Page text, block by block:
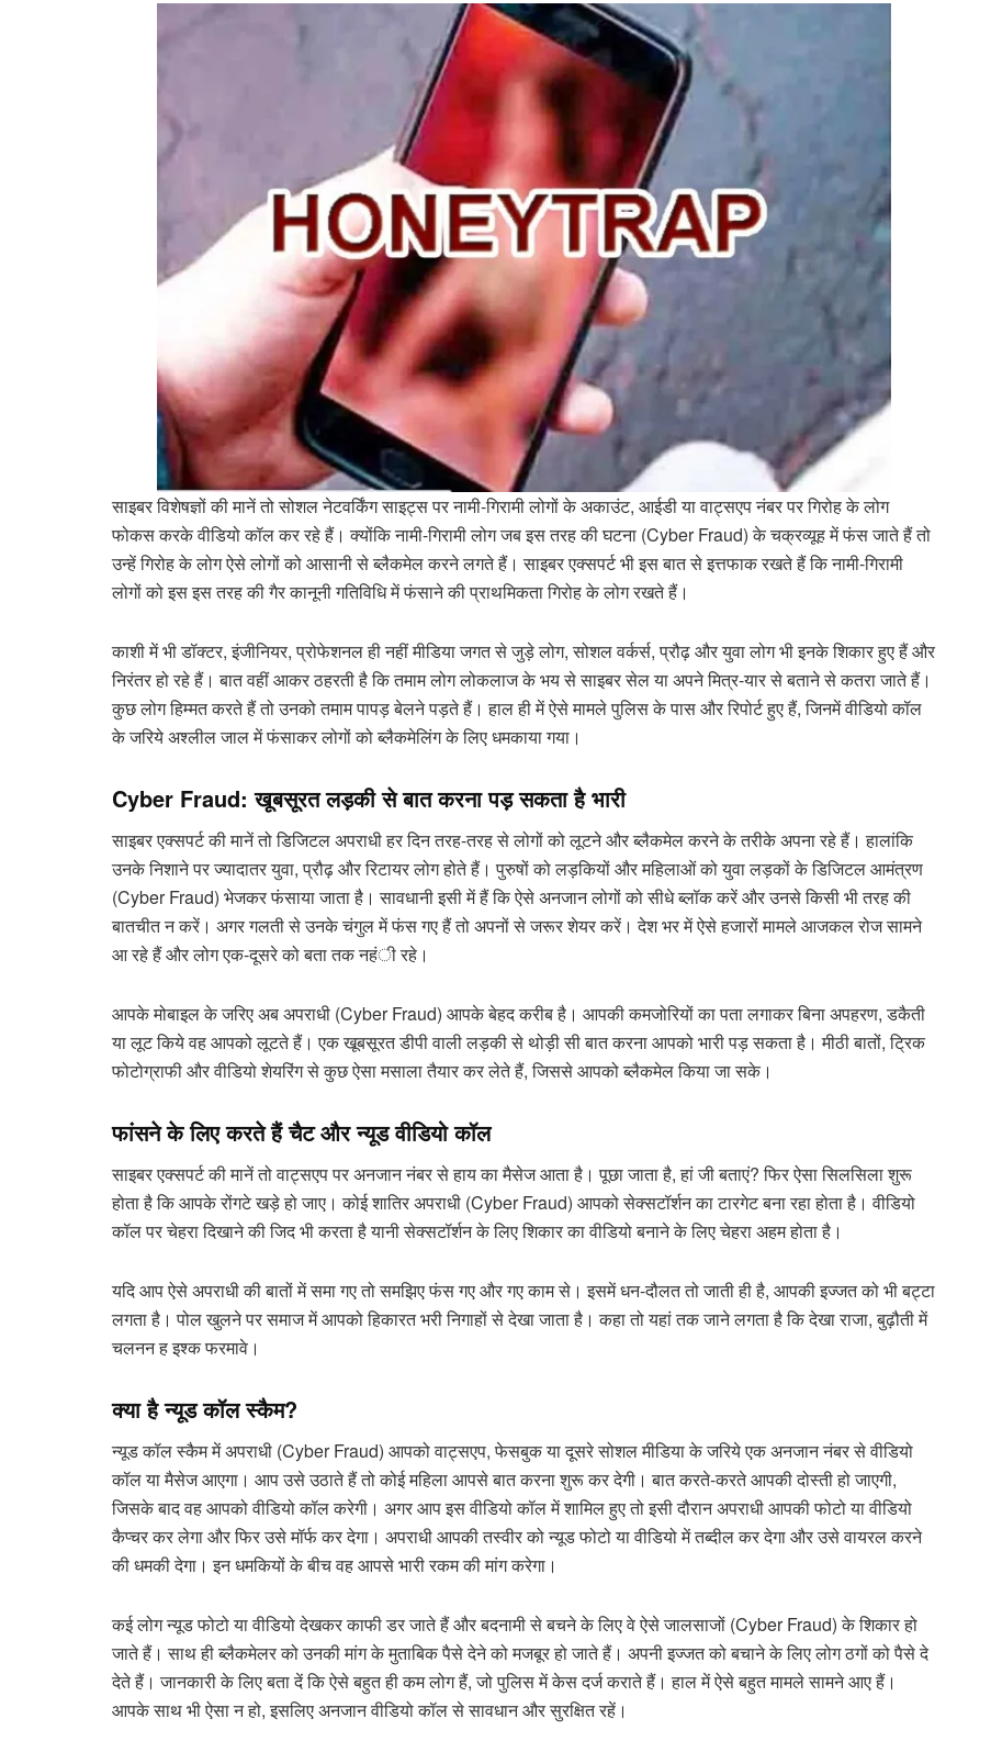
साइबर विशेषज्ञों की मानें तो सोशल नेटवर्किंग साइट्स पर नामी-गिरामी लोगों के अकाउंट, आईडी या वाट्सएप नंबर पर गिरोह के लोग
फोकस करके वीडियो कॉल कर रहे हैं। क्योंकि नामी-गिरामी लोग जब इस तरह की घटना (Cyber Fraud) के चक्रव्यूह में फंस जाते हैं तो
उन्हें गिरोह के लोग ऐसे लोगों को आसानी से ब्लैकमेल करने लगते हैं। साइबर एक्सपर्ट भी इस बात से इत्तफाक रखते हैं कि नामी-गिरामी
लोगों को इस इस तरह की गैर कानूनी गतिविधि में फंसाने की प्राथमिकता गिरोह के लोग रखते हैं।
काशी में भी डॉक्टर, इंजीनियर, प्रोफेशनल ही नहीं मीडिया जगत से जुड़े लोग, सोशल वर्कर्स, प्रौढ़ और युवा लोग भी इनके शिकार हुए हैं और
निरंतर हो रहे हैं। बात वहीं आकर ठहरती है कि तमाम लोग लोकलाज के भय से साइबर सेल या अपने मित्र-यार से बताने से कतरा जाते हैं।
कुछ लोग हिम्मत करते हैं तो उनको तमाम पापड़ बेलने पड़ते हैं। हाल ही में ऐसे मामले पुलिस के पास और रिपोर्ट हुए हैं, जिनमें वीडियो कॉल
के जरिये अश्लील जाल में फंसाकर लोगों को ब्लैकमेलिंग के लिए धमकाया गया।
Cyber Fraud: खूबसूरत लड़की से बात करना पड़ सकता हैभारी
साइबर एक्सपर्ट की मानें तो डिजिटल अपराधी हर दिन तरह-तरह से लोगों को लूटने और ब्लैकमेल करने के तरीके अपना रहे हैं। हालांकि
उनके निशाने पर ज्यादातर युवा, प्रौढ़ और रिटायर लोग होते हैं। पुरुषों को लड़कियों और महिलाओं को युवा लड़कों के डिजिटल आमंत्रण
(Cyber Fraud) भेजकर फंसाया जाता है। सावधानी इसी में हैं कि ऐसे अनजान लोगों को सीधे ब्लॉक करें और उनसे किसी भी तरह की
बातचीत न करें। अगर गलती से उनके चंगुल में फंस गए हैं तो अपनों से जरूर शेयर करें। देश भर में ऐसे हजारों मामले आजकल रोज सामने
आ रहे हैं और लोग एक-दूसरे को बता तक नहंी रहे।
आपके मोबाइल के जरिए अब अपराधी (Cyber Fraud) आपके बेहद करीब है। आपकी कमजोरियों का पता लगाकर बिना अपहरण, डकैती
या लूट किये वह आपको लूटते हैं। एक खूबसूरत डीपी वाली लड़की से थोड़ी सी बात करना आपको भारी पड़ सकता है। मीठी बातों, ट्रिक
फोटोग्राफी और वीडियो शेयरिंग से कुछ ऐसा मसाला तैयार कर लेते हैं, जिससे आपको ब्लैकमेल किया जा सके।
फांसने के लिए करते हैं चैट और न्यूड वीडियो कॉल
साइबर एक्सपर्ट की मानें तो वाट्सएप पर अनजान नंबर से हाय का मैसेज आता है। पूछा जाता है, हां जी बताएं? फिर ऐसा सिलसिला शुरू
होता है कि आपके रोंगटे खड़े हो जाए। कोई शातिर अपराधी (Cyber Fraud) आपको सेक्सटॉर्शन का टारगेट बना रहा होता है। वीडियो
कॉल पर चेहरा दिखाने की जिद भी करता है यानी सेक्सटॉर्शन के लिए शिकार का वीडियो बनाने के लिए चेहरा अहम होता है।
यदि आप ऐसे अपराधी की बातों में समा गए तो समझिए फंस गए और गए काम से। इसमें धन-दौलत तो जाती ही है, आपकी इज्जत को भी बट्टा
लगता है। पोल खुलने पर समाज में आपको हिकारत भरी निगाहों से देखा जाता है। कहा तो यहां तक जाने लगता है कि देखा राजा, बुढ़ौती में
चलनन ह इश्क फरमावे।
क्या है न्यूड कॉल स्कैम?
न्यूड कॉल स्कैम में अपराधी (Cyber Fraud) आपको वाट्सएप, फेसबुक या दूसरे सोशल मीडिया के जरिये एक अनजान नंबर से वीडियो
कॉल या मैसेज आएगा। आप उसे उठाते हैं तो कोई महिला आपसे बात करना शुरू कर देगी। बात करते-करते आपकी दोस्ती हो जाएगी,
जिसके बाद वह आपको वीडियो कॉल करेगी। अगर आप इस वीडियो कॉल में शामिल हुए तो इसी दौरान अपराधी आपकी फोटो या वीडियो
कैप्चर कर लेगा और फिर उसे मॉर्फ कर देगा। अपराधी आपकी तस्वीर को न्यूड फोटो या वीडियो में तब्दील कर देगा और उसे वायरल करने
की धमकी देगा। इन धमकियों के बीच वह आपसे भारी रकम की मांग करेगा।
कई लोग न्यूड फोटो या वीडियो देखकर काफी डर जाते हैं और बदनामी से बचने के लिए वे ऐसे जालसाजों (Cyber Fraud) के शिकार हो
जाते हैं। साथ ही ब्लैकमेलर को उनकी मांग के मुताबिक पैसे देने को मजबूर हो जाते हैं। अपनी इज्जत को बचाने के लिए लोग ठगों को पैसे दे
देते हैं। जानकारी के लिए बता दें कि ऐसे बहुत ही कम लोग हैं, जो पुलिस में केस दर्ज कराते हैं। हाल में ऐसे बहुत मामले सामने आए हैं।
आपके साथ भी ऐसा न हो, इसलिए अनजान वीडियो कॉल से सावधान और सुरक्षित रहें।